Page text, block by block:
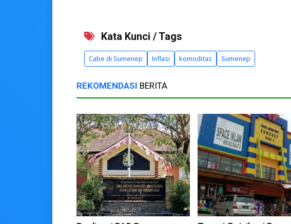
Kata Kunci / Tags
Cabe di Sumenep Inflasi komoditas Sumenep
REKOMENDASI BERITA